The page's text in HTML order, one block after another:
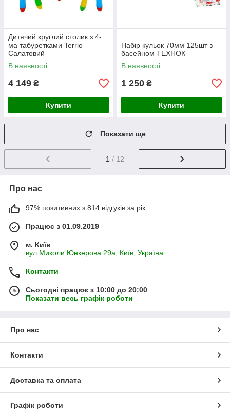
Дитячий круглий столик з 4-
ма табуретками Terrio
Салатовий
В наявності
4 149 ₴
Купити
Набір кульок 70мм 125шт з
басейном ТЕХНОК
В наявності
1 250 ₴
Купити
Показати ще
1 / 12
Про нас
97% позитивних з 814 відгуків за рік
Працює з 01.09.2019
м. Київ
вул.Миколи Юнкерова 29а, Київ, Україна
Контакти
Сьогодні працює з 10:00 до 20:00
Показати весь графік роботи
Про нас
Контакти
Доставка та оплата
Графік роботи